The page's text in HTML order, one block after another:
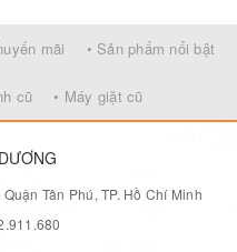
Phú Thọ Hòa Quận
Hiền
mãi • Sản phẩm nổi bật
cũ • Máy giặt cũ
Tân Phú, TP. Hồ Chí Minh